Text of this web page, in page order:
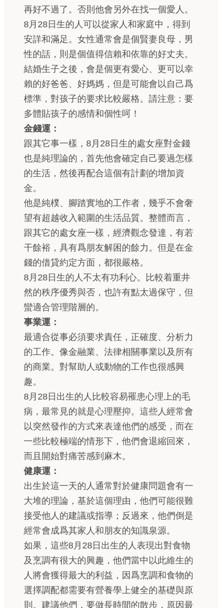
再好不過了。否則他會另外在找一個愛人。
8月28日生的人可以從家人和家庭中，得到
安詳和滿足。女性通常會是個賢妻良母，男
性的話，則是個值得信賴和依靠的好丈夫。
結婚生子之後，會是個更有愛心、更可以幸
賴的好爸爸、好媽媽，但是可能會以自己爲
標準，對孩子的要求比較嚴格。請注意：要
多體貼孩子的感情和個性呵！
金錢運：
跟其它事一樣，8月28日生的處女座對金錢
也是純理論的，首先他會確定自己要過怎樣
的生活，然後再配合這個有計劃的增加資
金。
他是純樸、腳踏實地的工作者，幾乎不會奢
望有超越收入範圍的生活品質。整體而言，
跟其它的處女座一樣，經濟觀念發達，有若
干餘裕，具有爲朋友解困的餘力。但是在金
錢的借貸約定方面，都很嚴格。
8月28日生的人不太有功利心。比較着重井
然的秩序優秀與否，也許有點太過保守，但
蠻適合管理階層的。
事業運：
最適合從事必須要求責任，正確度、分析力
的工作。像金融業、法律相關事業以及所有
的商業。對幫助人或動物的工作也很感興
趣。
8月28日出生的人比較容易罹患心理上的毛
病，最常見的就是心理壓抑。這些人經常會
以突然發作的方式來表達他們的感受，而在
一些比較極端的情形下，他們會退縮回來，
而且開始對痛苦感到麻木。
健康運：
出生於這一天的人通常對於健康問題會有一
大堆的理論，基於這個理由，他們可能很難
接受他人的建議或指導；反過來，他們倒是
經常會成爲其家人和朋友的知識泉源。
如果，這些8月28日出生的人表現出對食物
及烹調有很大的興趣，他們當中以此維生的
人將會獲得最大的利益，因爲烹調和食物的
選擇調配都需要有營養學上健全的基礎與原
則。建議他們，要做長時間的散步，原因最